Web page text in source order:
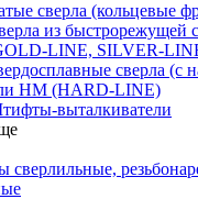
сверла (кольцевые
из быстрорежущей
LINE, SILVER-
сверла (с
HM (HARD-LINE)
выталкиватели
сверлильные,